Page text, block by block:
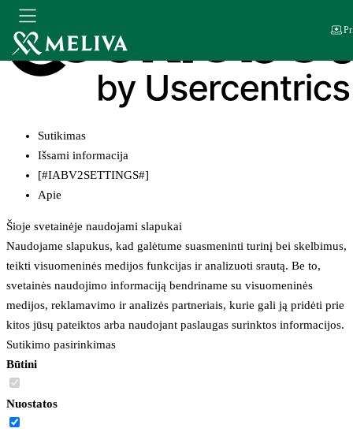
Sutikimas
Išsami informacija
[#IABV2SETTINGS#]
Apie
Šioje svetainėje naudojami slapukai
Naudojame slapukus, kad galėtume suasmeninti turinį bei skelbimus,
teikti visuomeninės medijos funkcijas ir analizuoti srautą. Be to,
svetainės naudojimo informaciją bendriname su visuomeninės
medijos, reklamavimo ir analizės partneriais, kurie gali ją pridėti prie
kitos jūsų pateiktos arba naudojant paslaugas surinktos informacijos.
Sutikimo pasirinkimas
Būtini
Nuostatos